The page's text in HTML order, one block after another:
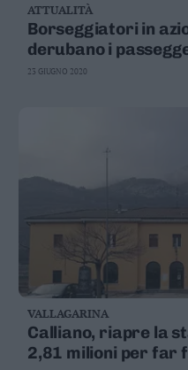
ATTUALITÀ
Borseggiatori in
derubano i
dalle telecamere
23 GIUGNO 2020
VALLAGARINA
Calliano, riapre la
2,81 milioni per far